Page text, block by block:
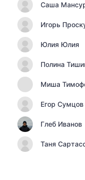
Саша
Игорь
Юлия Юлия
Полина
Миша
Егор Сумцов
Глеб Иванов
Таня